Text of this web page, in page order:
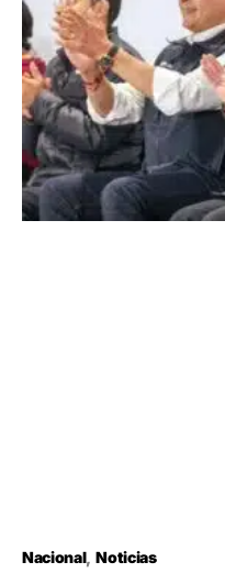
Nacional Noticias